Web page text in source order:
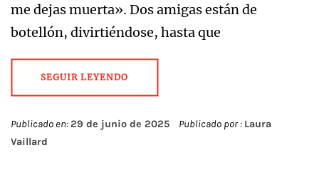
me dejas muerta». Dos amigas están de
botellón, divirtiéndose, hasta que
SEGUIR LEYENDO
Publicado en:29 de junio de 2025 Publicado por : Laura
Vaillard